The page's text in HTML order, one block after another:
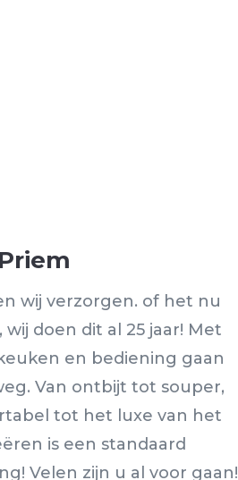
wij verzorgen. of het nu
doen dit al 25 jaar! Met
en bediening gaan
Van ontbijt tot souper,
tot het luxe van het
is een standaard
Velen zijn u al voor gaan!